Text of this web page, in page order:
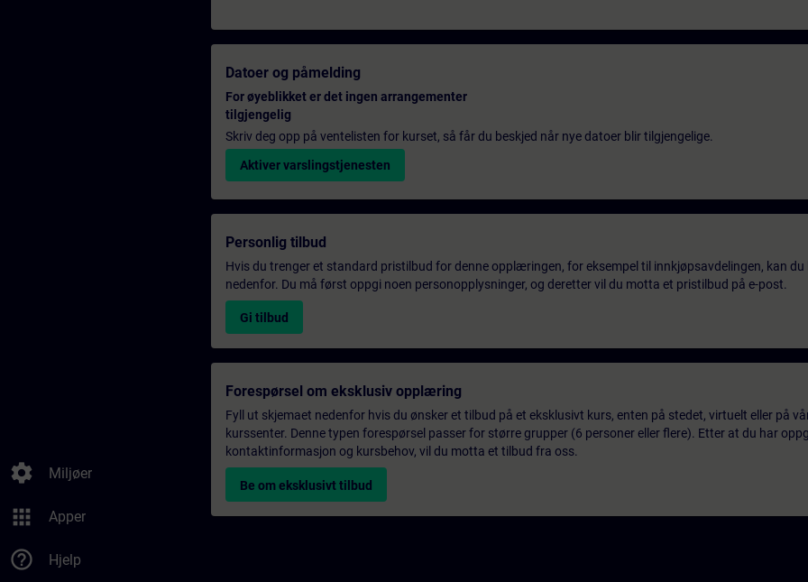
settings Miljøer
apps Apper
help_outline Hjelp
Datoer og påmelding
For øyeblikket er det ingen arrangementer
tilgjengelig
Skriv deg opp på ventelisten for kurset, så får du beskjed når nye datoer blir tilgjengelige.
Aktiver varslingstjenesten
Personlig tilbud
Hvis du trenger et standard pristilbud for denne opplæringen, for eksempel til innkjøpsavdelingen, kan du
nedenfor. Du må først oppgi noen personopplysninger, og deretter vil du motta et pristilbud på e-post.
Gi tilbud
Forespørsel om eksklusiv opplæring
Fyll ut skjemaet nedenfor hvis du ønsker et tilbud på et eksklusivt kurs, enten på stedet, virtuelt eller på
kurssenter. Denne typen forespørsel passer for større grupper (6 personer eller flere). Etter at du har
kontaktinformasjon og kursbehov, vil du motta et tilbud fra oss.
Be om eksklusivt tilbud